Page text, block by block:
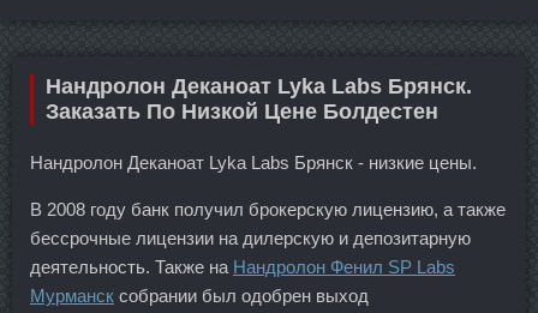
Нандролон Деканоат Lyka Labs Брянск.
Заказать По Низкой Цене Болдестен
Нандролон Деканоат Lyka Labs Брянск - низкие цены.
В 2008 году банк получил брокерскую лицензию, а также
бессрочные лицензии на дилерскую и депозитарную
деятельность. Также на Нандролон Фенил SP Labs
Мурманск собрании был одобрен выход